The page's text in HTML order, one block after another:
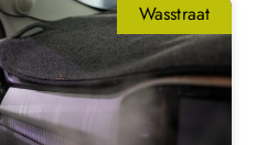
Wasstraat